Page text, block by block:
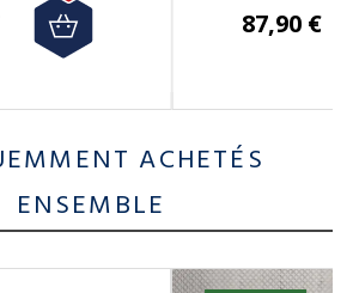
87,90 €
ACHETÉS
ENSEMBLE